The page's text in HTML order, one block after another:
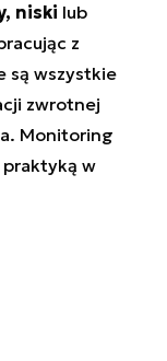
niski lub
z
są wszystkie
zwrotnej
Monitoring
praktyką w